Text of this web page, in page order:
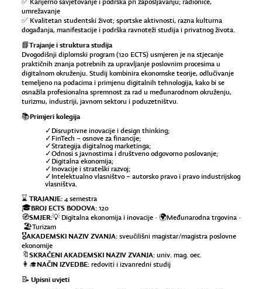
✅ Karijerno savjetovanje i podrška pri zapošljavanju; radionice,
umrežavanje
✅ Kvalitetan studentski život; sportske aktivnosti, razna kulturna
događanja, manifestacije i podrška ravnoteži studija i privatnog života.
📘Trajanje i struktura studija
Dvogodišnji diplomski program (120 ECTS) usmjeren je na stjecanje
praktičnih znanja potrebnih za upravljanje poslovnim procesima u
digitalnom okruženju. Studij kombinira ekonomske teorije, odlučivanje
temeljeno na podacima i primjenu digitalnih tehnologija, kako bi se
osnažila profesionalna spremnost za rad u međunarodnom okruženju,
turizmu, industriji, javnom sektoru i poduzetništvu.
📚Primjeri kolegija
✓Disruptivne inovacije i design thinking;
✓FinTech – osnove za financije;
✓Strategija digitalnog marketinga;
✓Odnosi s javnostima i društveno odgovorno poslovanje;
✓Digitalna ekonomija;
✓Inovacije i strateški razvoj;
✓Intelektualno vlasništvo – autorsko pravo i pravo industrijskog
vlasništva.
⌛ TRAJANJE: 4 semestra
🎓BROJ ECTS BODOVA: 120
🧭SMJER:💡 Digitalna ekonomija i inovacije · 🌍Međunarodna trgovina ·
️ 🏖️Turizam
🎖AKADEMSKI NAZIV ZVANJA: sveučilišni magistar/magistra poslovne
ekonomije
🔖SKRAĆENI AKADEMSKI NAZIV ZVANJA: univ. mag. oec.
👩‍🎓NAČIN IZVEDBE: redoviti i izvanredni studij
📝 Upisni uvjeti